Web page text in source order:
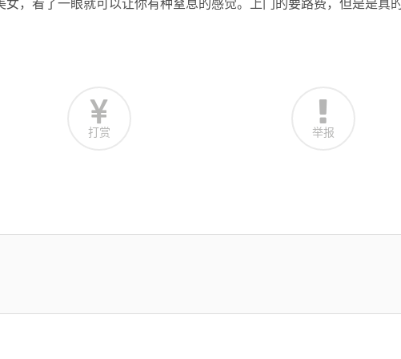
，看了一眼就可以让你有种窒息的感觉。上门的要路费，但是是真
打赏 举报